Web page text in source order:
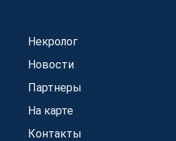
Некролог
Новости
Партнеры
На карте
Контакты